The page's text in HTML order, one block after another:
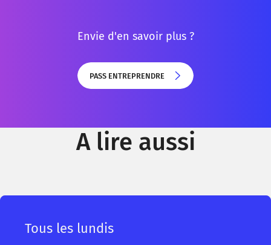
Envie d'en savoir plus ?
PASS ENTREPRENDRE
A lire aussi
Tous les lundis